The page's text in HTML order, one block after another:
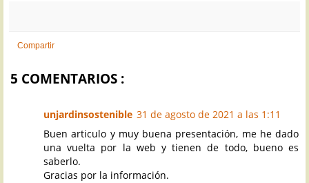
Compartir
5 COMENTARIOS :
unjardinsostenible 31 de agosto de 2021 a las 1:11
Buen articulo y muy buena presentación, me he dado
una vuelta por la web y tienen de todo, bueno es
saberlo.
Gracias por la información.